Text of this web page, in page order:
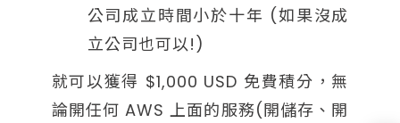
公司成立時間小於十年 (如果沒成
立公司也可以!)
就可以獲得 $1,000 USD 免費積分，無
論開任何 AWS 上面的服務(開儲存、開